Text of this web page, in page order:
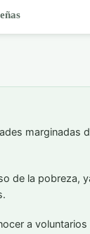
marginadas
de la pobreza,
a voluntarios